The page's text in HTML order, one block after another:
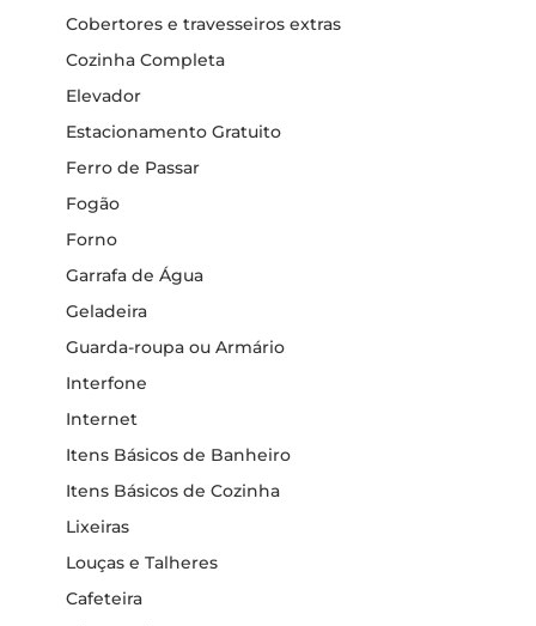
Cobertores e travesseiros extras
Cozinha Completa
Elevador
Estacionamento Gratuito
Ferro de Passar
Fogão
Forno
Garrafa de Água
Geladeira
Guarda-roupa ou Armário
Interfone
Internet
Itens Básicos de Banheiro
Itens Básicos de Cozinha
Lixeiras
Louças e Talheres
Cafeteira